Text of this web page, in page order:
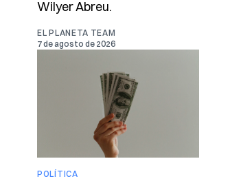
Wilyer Abreu.
EL PLANETA TEAM
7 de agosto de 2026
POLÍTICA